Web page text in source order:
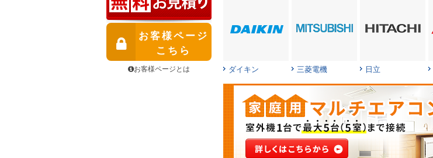
ダイキン 三菱電機 日立
お客様ページ
こちら
お客様ページとは